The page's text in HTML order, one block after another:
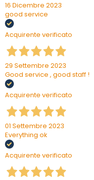
16 Dicembre 2023
good service
Acquirente verificato
29 Settembre 2023
Good service , good staff !
Acquirente verificato
01 Settembre 2023
Everything ok
Acquirente verificato